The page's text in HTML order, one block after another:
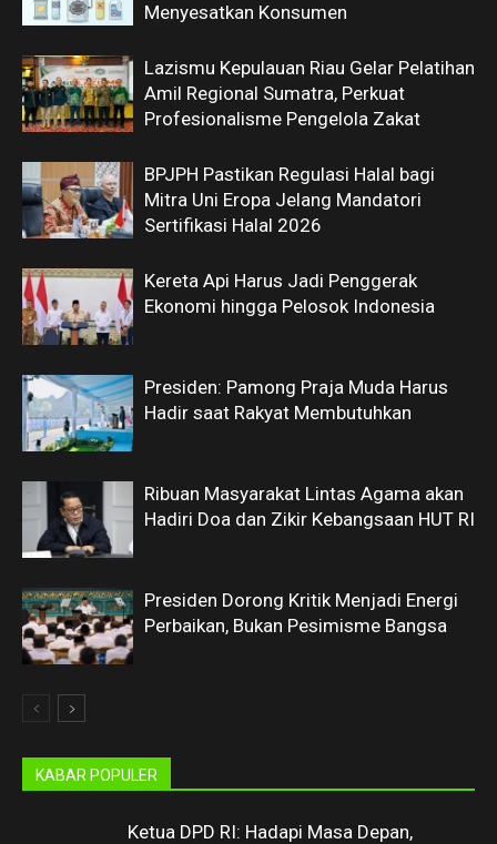
Menyesatkan Konsumen
Lazismu Kepulauan Riau Gelar Pelatihan
Amil Regional Sumatra, Perkuat
Profesionalisme Pengelola Zakat
BPJPH Pastikan Regulasi Halal bagi
Mitra Uni Eropa Jelang Mandatori
Sertifikasi Halal 2026
Kereta Api Harus Jadi Penggerak
Ekonomi hingga Pelosok Indonesia
Presiden: Pamong Praja Muda Harus
Hadir saat Rakyat Membutuhkan
Ribuan Masyarakat Lintas Agama akan
Hadiri Doa dan Zikir Kebangsaan HUT RI
Presiden Dorong Kritik Menjadi Energi
Perbaikan, Bukan Pesimisme Bangsa
KABAR POPULER
Ketua DPD RI: Hadapi Masa Depan,